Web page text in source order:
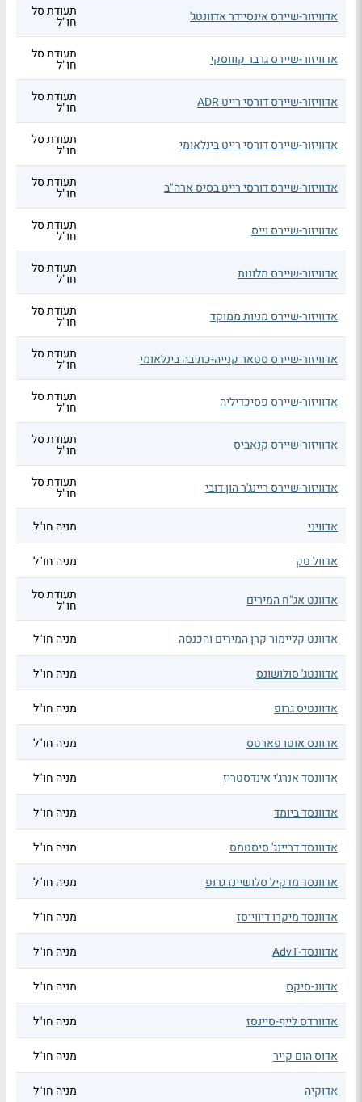
אדוויזור-שיירס אינסיידר אדוונטג' תעודת סל
חו"ל
אדוויזור-שיירס גרבר קוווסקי תעודת סל
חו"ל
אדוויזור-שיירס דורסי רייט ADR תעודת סל
חו"ל
אדוויזור-שיירס דורסי רייט בינלאומי תעודת סל
חו"ל
אדוויזור-שיירס דורסי רייט בסיס ארה"ב תעודת סל
חו"ל
אדוויזור-שיירס וייס תעודת סל
חו"ל
אדוויזור-שיירס מלונות תעודת סל
חו"ל
אדוויזור-שיירס מניות ממוקד תעודת סל
חו"ל
אדוויזור-שיירס סטאר קנייה-כתיבה בינלאומי תעודת סל
חו"ל
אדוויזור-שיירס פסיכדיליה תעודת סל
חו"ל
אדוויזור-שיירס קנאביס תעודת סל
חו"ל
אדוויזור-שיירס ריינג'ר הון דובי תעודת סל
חו"ל
אדוויני
מניה חו"ל
אדוול טק מניה חו"ל
אדוונט אג"ח המירים תעודת סל
חו"ל
אדוונט קליימור קרן המירים והכנסה
מניה חו"ל
אדוונטג' סולושונס מניה חו"ל
אדוונטיס גרופ מניה חו"ל
אדוונס אוטו פארטס מניה חו"ל
אדוונסד אנרג'י אינדסטריז מניה חו"ל
אדוונסד ביומד מניה חו"ל
אדוונסד דריינג' סיסטמס מניה חו"ל
אדוונסד מדקיל סלושיינז גרופ מניה חו"ל
אדוונסד מיקרו דיווייסז מניה חו"ל
אדוונסד-AdvT מניה חו"ל
אדוונ-סיקס מניה חו"ל
אדוורדס לייף-סיינסז מניה חו"ל
אדוס הום קייר מניה חו"ל
אדוקיה מניה חו"ל